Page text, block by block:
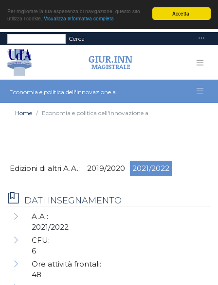
Accetta!
Per migliorare la tua esperienza di navigazione, questo sito
utilizza i cookie. Visualizza informativa completa
Cerca
Economia e politica dell'innovazione a
Home Economia e politica dell'innovazione a
Edizioni di altri A.A.: 2019/2020 2021/2022
DATI INSEGNAMENTO
A.A.:
2021/2022
CFU:
6
Ore attività frontali:
48